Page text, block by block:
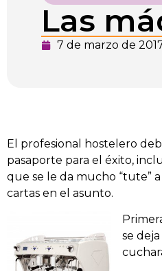
Las
7 de marzo de
El profesional hostelero
pasaporte para el éxito,
que se le da mucho “tute”
cartas en el asunto.
se